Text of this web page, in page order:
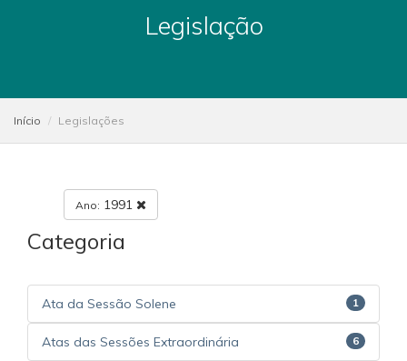
Legislação
Início Legislações
Ano: 1991
Categoria
Ata da Sessão Solene 1
Atas das Sessões Extraordinária 6